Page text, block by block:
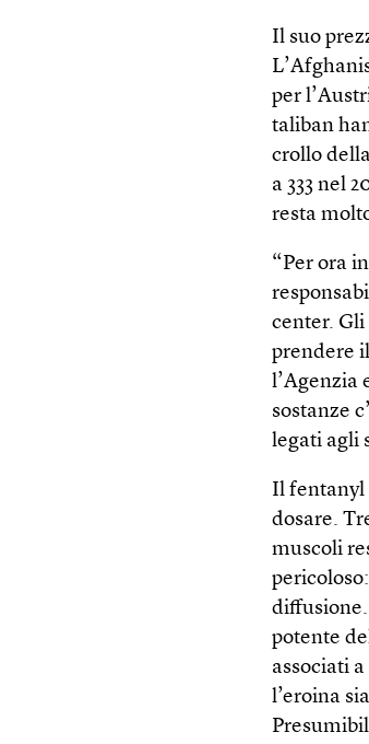
Il suo
per
taliban
crollo
a 333 nel
resta
“Per ora
center. Gli
prendere
l’Agenzia
sostanze
legati agli
Il fentanyl
dosare.
muscoli
potente
associati
l’eroina